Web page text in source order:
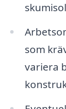
som
variera